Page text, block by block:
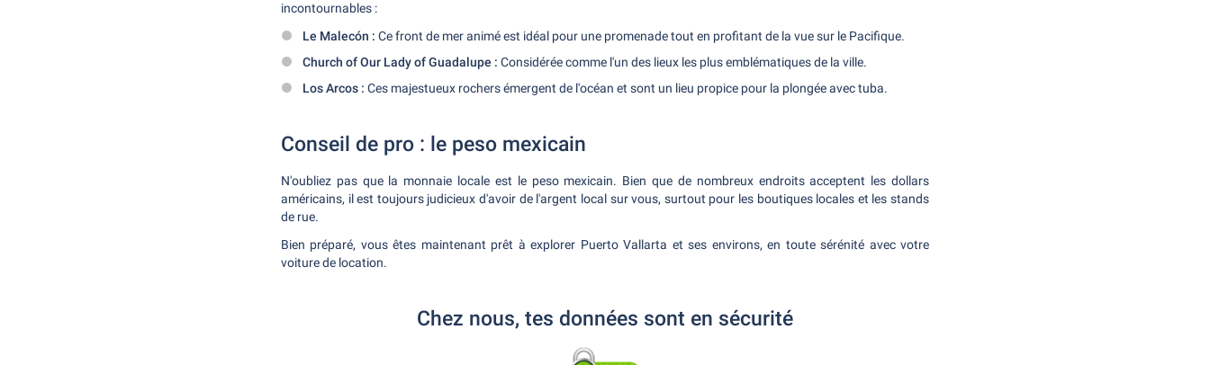
incontournables :
Le Malecón : Ce front de mer animé est idéal pour une promenade tout en profitant de la vue sur le Pacifique.
Church of Our Lady of Guadalupe : Considérée comme l'un des lieux les plus emblématiques de la ville.
Los Arcos : Ces majestueux rochers émergent de l'océan et sont un lieu propice pour la plongée avec tuba.
Conseil de pro : le peso mexicain
N'oubliez pas que la monnaie locale est le peso mexicain. Bien que de nombreux endroits acceptent les dollars
américains, il est toujours judicieux d'avoir de l'argent local sur vous, surtout pour les boutiques locales et les stands
de rue.
Bien préparé, vous êtes maintenant prêt à explorer Puerto Vallarta et ses environs, en toute sérénité avec votre
voiture de location.
Chez nous, tes données sont en sécurité